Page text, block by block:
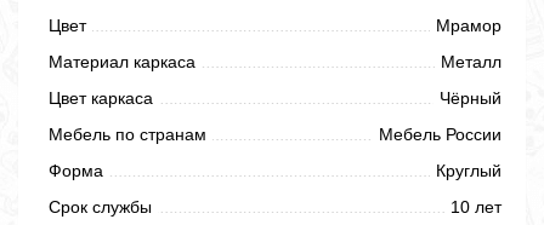
Цвет
Мрамор
Материал каркаса
Металл
Цвет каркаса
Чёрный
Мебель по странам
Мебель России
Форма
Круглый
Срок службы
10 лет